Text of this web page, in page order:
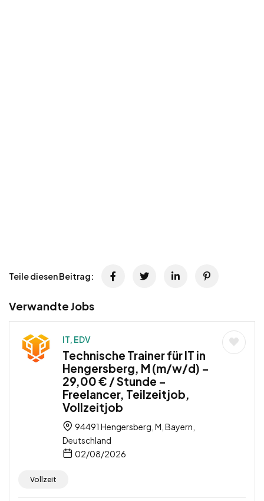
Teile diesen Beitrag:
Verwandte Jobs
IT, EDV
Technische Trainer für IT in
Hengersberg, M (m/w/d) –
29,00 € / Stunde –
Freelancer, Teilzeitjob,
Vollzeitjob
94491 Hengersberg, M, Bayern,
Deutschland
02/08/2026
Vollzeit